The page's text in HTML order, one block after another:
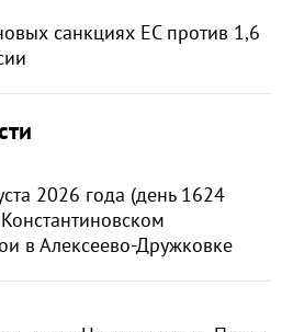
санкциях ЕС против 1,6
2026 года (день 1624
в Алексеево-Дружковке